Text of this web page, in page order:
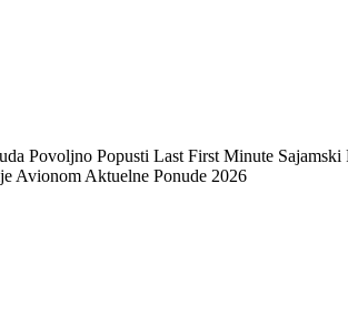
Povoljno Popusti Last First Minute
Avionom Aktuelne Ponude 2026